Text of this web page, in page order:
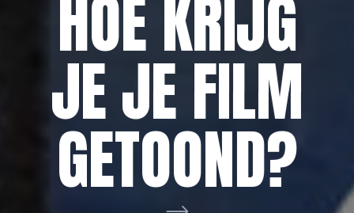
AAN VOOR
DE
HOE KRIJG
JE JE FILM
GETOOND?
NETWERK
BRABANT